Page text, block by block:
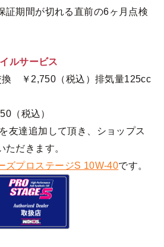
証期間が切れる直前の6ヶ月点検
ルサービス
換 ￥2,750（税込）排気量125cc
（税込）
を友達追加して頂き、ショップス
だきます。
ズプロステージS 10W-40です。